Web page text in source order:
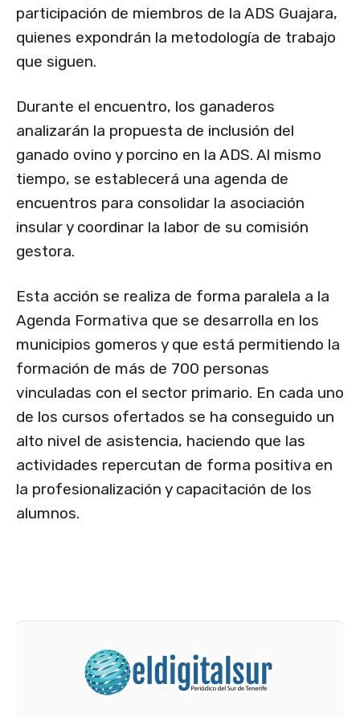
participación de miembros de la ADS Guajara,
quienes expondrán la metodología de trabajo
que siguen.
Durante el encuentro, los ganaderos
analizarán la propuesta de inclusión del
ganado ovino y porcino en la ADS. Al mismo
tiempo, se establecerá una agenda de
encuentros para consolidar la asociación
insular y coordinar la labor de su comisión
gestora.
Esta acción se realiza de forma paralela a la
Agenda Formativa que se desarrolla en los
municipios gomeros y que está permitiendo la
formación de más de 700 personas
vinculadas con el sector primario. En cada uno
de los cursos ofertados se ha conseguido un
alto nivel de asistencia, haciendo que las
actividades repercutan de forma positiva en
la profesionalización y capacitación de los
alumnos.